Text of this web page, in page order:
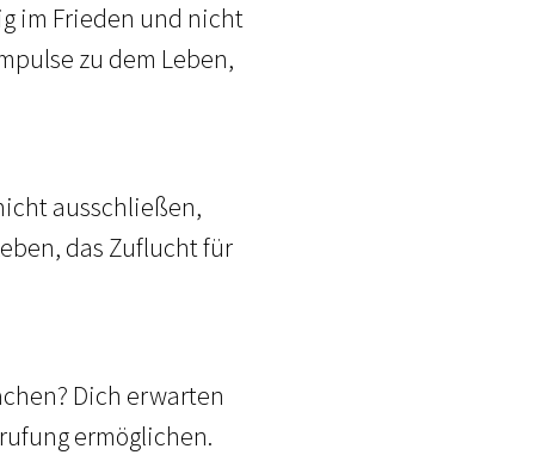
im Frieden und nicht
zu dem Leben,
ausschließen,
das Zuflucht für
Dich erwarten
ermöglichen.